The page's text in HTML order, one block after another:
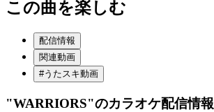
この曲を楽しむ
配信情報
関連動画
#うたスキ動画
"WARRIORS"のカラオケ配信情報